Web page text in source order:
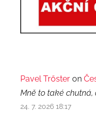
Pavel Trőster on
Mně to také chutná,
24. 7. 2026 18:17